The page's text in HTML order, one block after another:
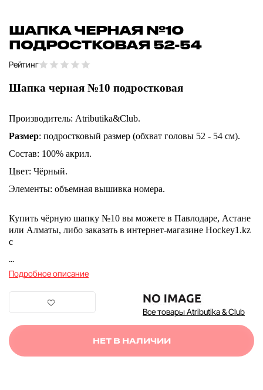
ШАПКА ЧЕРНАЯ №10
ПОДРОСТКОВАЯ 52-54
Рейтинг
Шапка черная №10 подростковая
Производитель: Atributika&Club.
Размер: подростковый размер (обхват головы 52 - 54 см).
Состав: 100% акрил.
Цвет: Чёрный.
Элементы: объемная вышивка номера.
Купить чёрную шапку №10 вы можете в Павлодаре, Астане
или Алматы, либо заказать в интернет-магазине Hockey1.kz
с
...
Подробное описание
Все товары Atributika & Club
НЕТ В НАЛИЧИИ